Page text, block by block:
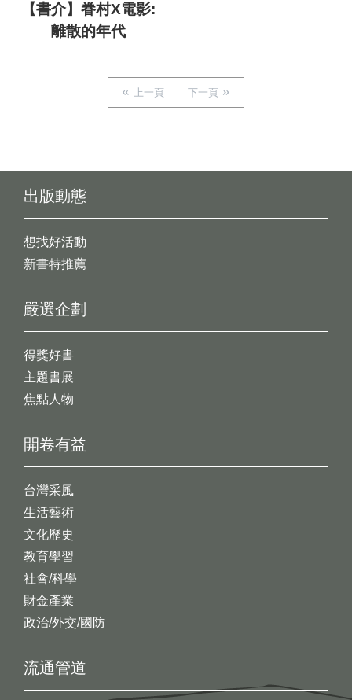
【書介】眷村X電影:
離散的年代
上一頁 下一頁
出版動態
想找好活動
新書特推薦
開卷有益
台灣采風
生活藝術
文化歷史
教育學習
社會/科學
財金產業
政治/外交/國防
嚴選企劃
得獎好書
主題書展
焦點人物
流通管道